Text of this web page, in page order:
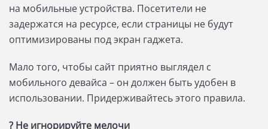
на мобильные устройства. Посетители не
задержатся на ресурсе, если страницы не будут
оптимизированы под экран гаджета.
Мало того, чтобы сайт приятно выглядел с
мобильного девайса – он должен быть удобен в
использовании. Придерживайтесь этого правила.
? Не игнорируйте мелочи